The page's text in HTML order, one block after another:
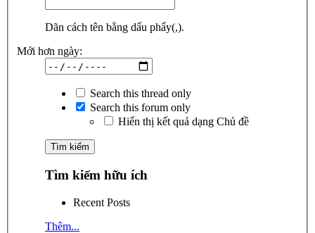
Dãn cách tên bằng dấu phẩy(,).
Mới hơn ngày:
Search this thread only
Search this forum only
Hiển thị kết quả dạng Chủ đề
Tìm kiếm hữu ích
Recent Posts
Thêm...